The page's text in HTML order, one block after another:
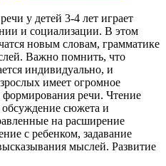
у детей 3-4 лет играет
и социализации. В этом
новым словам, грамматике
Важно помнить, что
индивидуально, и
имеет огромное
формирования речи. Чтение
обсуждение сюжета и
на расширение
с ребенком, задавание
мыслей. Развитие